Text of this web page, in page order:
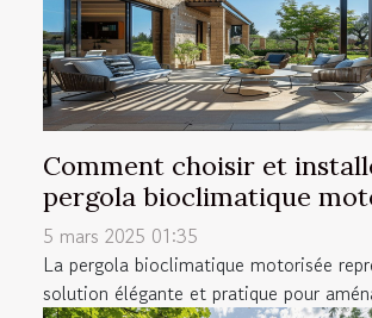
Comment choisir et
pergola bioclimatique
5 mars 2025 01:35
La pergola bioclimatique motorisée
solution élégante et pratique pour